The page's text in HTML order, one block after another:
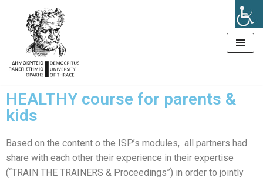
Μεταπηδήστε
περιεχόμενο
HEALTHY course for parents &
kids
Based on the content o the ISP’s modules, all partners had
share with each other their experience in their expertise
(“TRAIN THE TRAINERS & Proceedings”) in order to jointly